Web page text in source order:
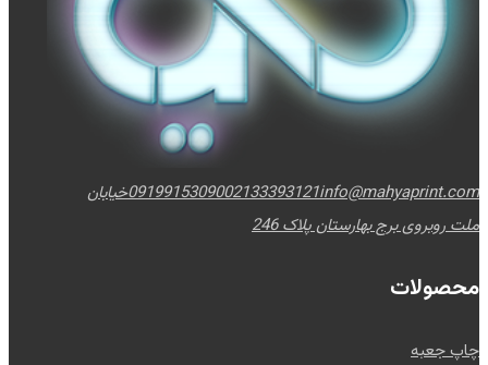
0919915309002133393121info@mahyaprint.com
خیابان
ملت روبروی برج بهارستان پلاک 246
محصولات
چاپ جعبه